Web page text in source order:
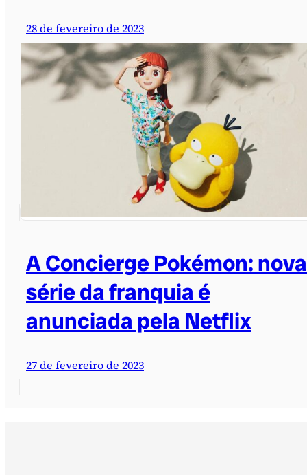
28 de fevereiro de 2023
A Concierge Pokémon: nova
série da franquia é
anunciada pela Netflix
27 de fevereiro de 2023